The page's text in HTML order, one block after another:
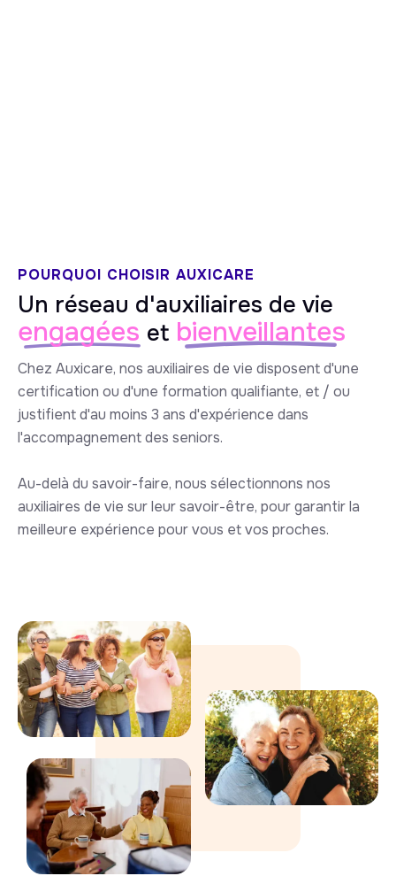
POURQUOI CHOISIR AUXICARE
Un réseau d'auxiliaires de vie
engagées et bienveillantes
Chez Auxicare, nos auxiliaires de vie disposent d'une
certification ou d'une formation qualifiante, et / ou
justifient d'au moins 3 ans d'expérience dans
l'accompagnement des seniors.
Au-delà du savoir-faire, nous sélectionnons nos
auxiliaires de vie sur leur savoir-être, pour garantir la
meilleure expérience pour vous et vos proches.